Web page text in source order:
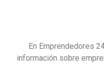
En Emprendedores
información sobre